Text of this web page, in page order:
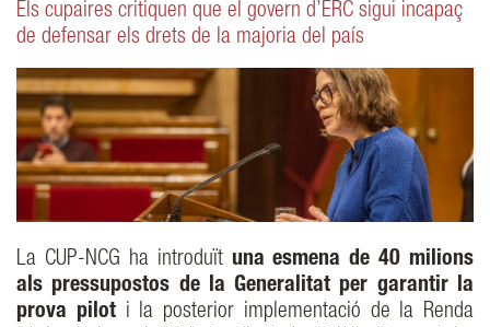
Els cupaires critiquen que el govern d’ERC sigui incapaç
de defensar els drets de la majoria del país
La CUP-NCG ha introduïtuna esmena de 40 milions
als pressupostos de la Generalitat per garantir la
prova pilot i la posterior implementació de la Renda